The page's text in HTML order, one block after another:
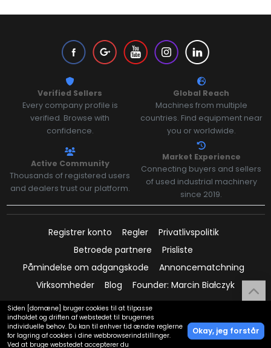
Verified Sellers
Every company profile is
verified. Browse with
confidence.
Global Reach
Machines from multiple
countries. Find equipment near
you or worldwide.
Active Community
Thousands of registered users
and dealers trust our platform.
Market Experience
Connecting buyers and sellers
of used industrial machinery
since 2019.
Registrer konto Regler
Privatlivspolitik
Betroede partnere
Prisliste
Påmindelse om adgangskode
Annoncematchning
Virksomheder
Blog Founder: Marcin Białczyk
Betalinger understøttet af:
Siden [domæne] bruger cookies til at tilpasse
indholdet og driften af webstedet til brugernes
individuelle behov. Du kan til enhver tid ændre reglerne
for lagring af cookies i dine webbrowserindstillinger.
Ved at bruge webstedet accepterer du
Okay, jeg forstår